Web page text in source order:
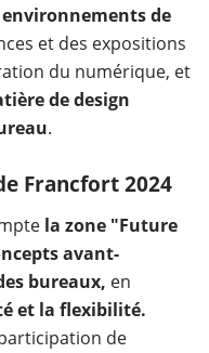
de
et des expositions
du numérique, et
de design
.
Francfort 2024
la zone "Future
avant-
bureaux, en
et la flexibilité.
de